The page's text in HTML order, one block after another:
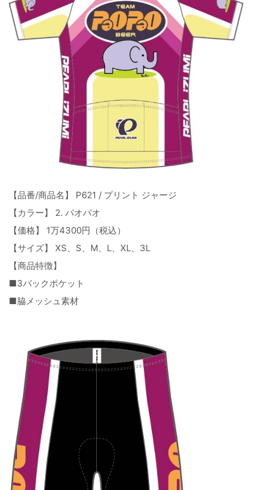
【品番/商品名】 P621 / プリント ジャージ
【カラー】 2. パオパオ
【価格】 1万4300円（税込）
【サイズ】 XS、S、M、L、XL、3L
【商品特徴】
■3バックポケット
■脇メッシュ素材